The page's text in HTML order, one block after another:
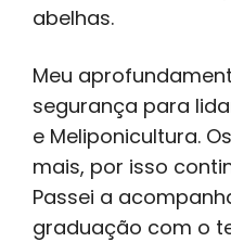
abelhas.
Meu
segurança para
e Meliponicultura.
mais, por isso
Passei a
graduação com o